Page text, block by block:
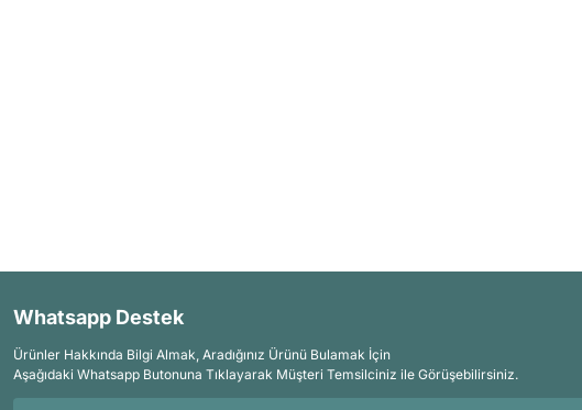
Whatsapp Destek
Ürünler Hakkında Bilgi Almak, Aradığınız Ürünü Bulamak İçin
Aşağıdaki Whatsapp Butonuna Tıklayarak Müşteri Temsilciniz ile Görüşebilirsiniz.